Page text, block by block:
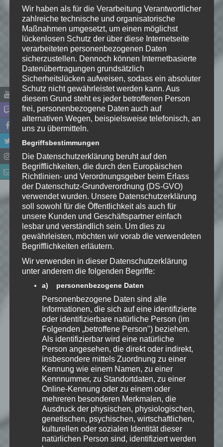
Name*
E-Mail-Adresse*
Website
*Ich habe die
Datenschutzerklärung zur
Kenntnis genommen. Ich stimme
zu, dass meine Angaben dauerhaft
gespeichert werden.
Benachrichtige mich über
nachfolgende Kommentare via E-
Mail.
Benachrichtige mich über neue
Beiträge via E-Mail.
EmKa
Ich bin leidenschaftlicher
Gamer und schaue mir
eigentlich alles Neue an.
Wir haben als für die Verarbeitung Verantwortlicher
zahlreiche technische und organisatorische
Maßnahmen umgesetzt, um einen möglichst
lückenlosen Schutz der über diese Internetseite
verarbeiteten personenbezogenen Daten
sicherzustellen. Dennoch können Internetbasierte
Datenübertragungen grundsätzlich
Sicherheitslücken aufweisen, sodass ein absoluter
Schutz nicht gewährleistet werden kann. Aus
diesem Grund steht es jeder betroffenen Person
frei, personenbezogene Daten auch auf
alternativen Wegen, beispielsweise telefonisch, an
uns zu übermitteln.
Begriffsbestimmungen
Die Datenschutzerklärung beruht auf den
Begrifflichkeiten, die durch den Europäischen
Richtlinien- und Verordnungsgeber beim Erlass
der Datenschutz-Grundverordnung (DS-GVO)
verwendet wurden. Unsere Datenschutzerklärung
soll sowohl für die Öffentlichkeit als auch für
unsere Kunden und Geschäftspartner einfach
lesbar und verständlich sein. Um dies zu
gewährleisten, möchten wir vorab die verwendeten
Begrifflichkeiten erläutern.
Wir verwenden in dieser Datenschutzerklärung
unter anderem die folgenden Begriffe:
a) personenbezogene Daten
Personenbezogene Daten sind alle
Informationen, die sich auf eine identifizierte
oder identifizierbare natürliche Person (im
Folgenden „betroffene Person") beziehen.
Als identifizierbar wird eine natürliche
Person angesehen, die direkt oder indirekt,
insbesondere mittels Zuordnung zu einer
Kennung wie einem Namen, zu einer
Kennnummer, zu Standortdaten, zu einer
Online-Kennung oder zu einem oder
mehreren besonderen Merkmalen, die
Ausdruck der physischen, physiologischen,
genetischen, psychischen, wirtschaftlichen,
kulturellen oder sozialen Identität dieser
natürlichen Person sind, identifiziert werden